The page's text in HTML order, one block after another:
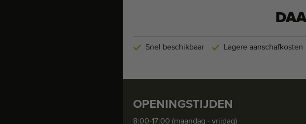
Snel beschikbaar Lagere aanschafkosten
OPENINGSTIJDEN
8:00-17:00 (maandag - vrijdag)